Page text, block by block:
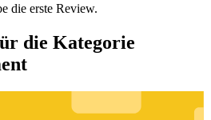
die erste Review.
die Kategorie